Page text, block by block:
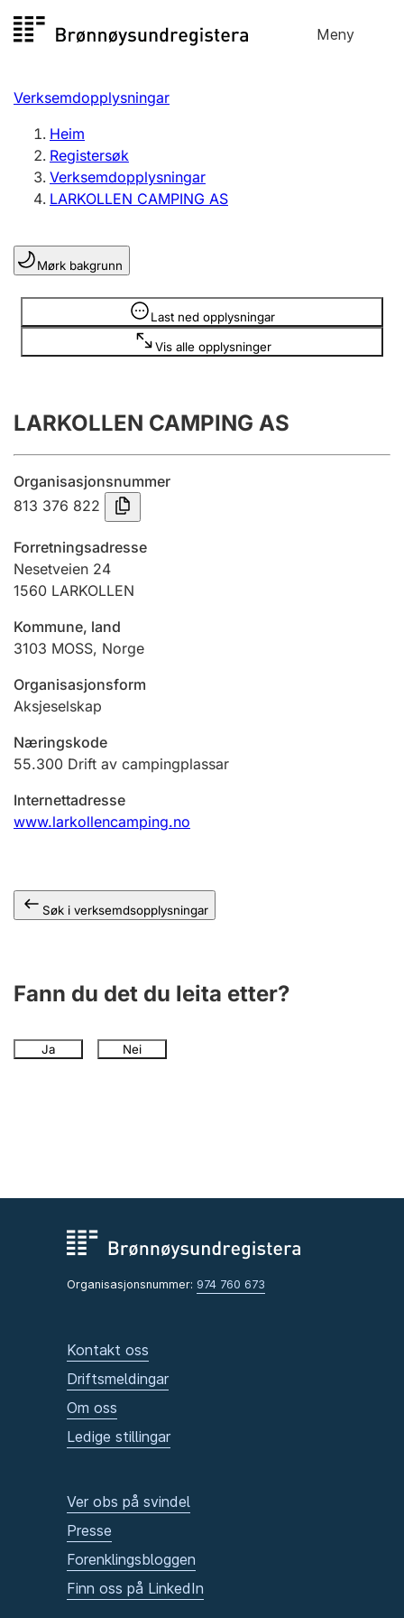
til
Meny
Registersøk
Aksjeselskap
Enkeltpersonføretak
Registrere, endre, slette
Lag og foreining
Registrere, endre, slette
Årsrekneskap
Innsending og forseinkingsgebyr
Tinglysing
Jeger
Ektepaktrettleiaren
Andre tema
Verksemdopplysningar
Heim
Registersøk
Verksemdopplysningar
LARKOLLEN CAMPING AS
Mørk bakgrunn
Last ned opplysningar
Vis alle opplysninger
Opplysninger er skjult
LARKOLLEN CAMPING AS
Organisasjonsnummer
813 376 822
Forretningsadresse
Nesetveien 24
1560 LARKOLLEN
Kommune, land
3103 MOSS, Norge
Organisasjonsform
Aksjeselskap
Næringskode
55.300 Drift av campingplassar
Internettadresse
www.larkollencamping.no
Søk i verksemdsopplysningar
Fann du det du leita etter?
Ja Nei
Organisasjonsnummer: 974 760 673
Kontakt oss
Driftsmeldingar
Om oss
Ledige stillingar
Ver obs på svindel
Presse
Forenklingsbloggen
Finn oss på LinkedIn